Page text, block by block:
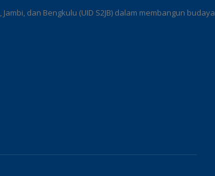
dan Bengkulu (UID S2JB) dalam membangun budaya